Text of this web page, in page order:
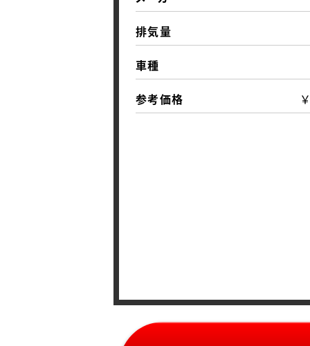
排気量
車種
参考価格